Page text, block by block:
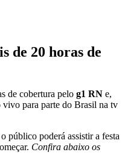
de 20 horas de
de cobertura pelo g1 RN e,
vivo para parte do Brasil na tv
público poderá assistir a festa
Confira abaixo os